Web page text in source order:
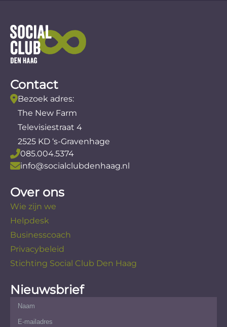
Contact
Bezoek adres:
The New Farm
Televisiestraat 4
2525 KD ‘s-Gravenhage
085.004.5374
info@socialclubdenhaag.nl
Over ons
Wie zijn we
Helpdesk
Businesscoach
Privacybeleid
Stichting Social Club Den Haag
Nieuwsbrief